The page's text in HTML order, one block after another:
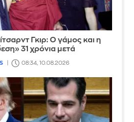
Γκιρ: Ο γάμος και η
31 χρόνια μετά
08:34, 10.08.2026